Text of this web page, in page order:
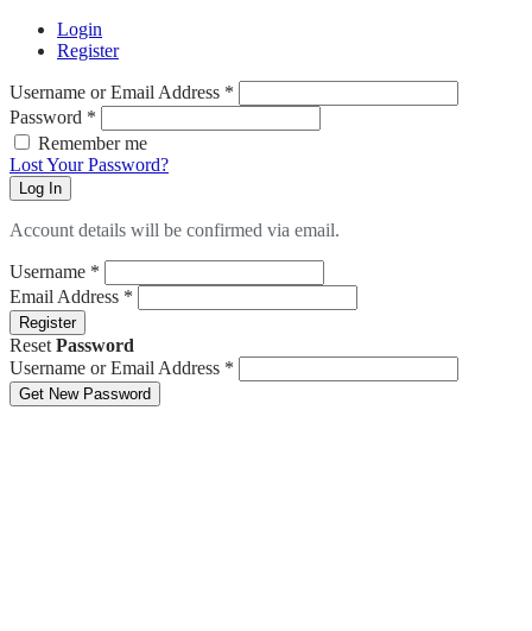
Login
Register
Username or Email Address *
Password *
Remember me
Lost Your Password?
Log In
Account details will be confirmed via email.
Username *
Email Address *
Register
Reset Password
Username or Email Address *
Get New Password